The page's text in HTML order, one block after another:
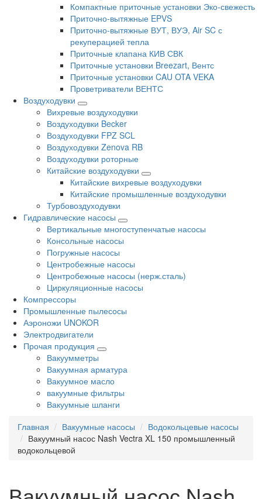
Компактные приточные установки Эко-свежесть
Приточно-вытяжные EPVS
Приточно-вытяжные ВУТ, ВУЭ, Air SC с
рекуперацией тепла
Приточные клапана КИВ СВК
Приточные установки Breezart, Вентс
Приточные установки CAU OTA VEKA
Проветриватели ВЕНТС
Воздуходувки
Вихревые воздуходувки
Воздуходувки Becker
Воздуходувки FPZ SCL
Воздуходувки Zenova RB
Воздуходувки роторные
Китайские воздуходувки
Китайские вихревые воздуходувки
Китайские промышленные воздуходувки
Турбовоздуходувки
Гидравлические насосы
Вертикальные многоступенчатые насосы
Консольные насосы
Погружные насосы
Центробежные насосы
Центробежные насосы (нерж.сталь)
Циркуляционные насосы
Компрессоры
Промышленные пылесосы
Аэроножи UNOKOR
Электродвигатели
Прочая продукция
Вакуумметры
Вакуумная арматура
Вакуумное масло
вакуумные фильтры
Вакуумные шланги
Главная
Вакуумные насосы
Водокольцевые насосы
Вакуумный насос Nash Vectra XL 150 промышленный
водокольцевой